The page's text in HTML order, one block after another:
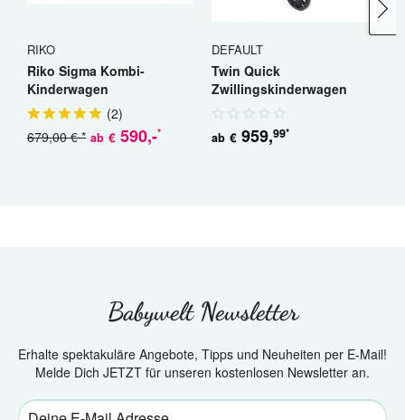
RIKO
Riko Sigma Kombi-
Kinderwagen
(2)
ab € 590,-*
679,00 € *
DEFAULT
Twin Quick
Zwillingskinderwagen
Geschwisterwagen
ab € 959,99*
Babywelt Newsletter
Erhalte spektakuläre Angebote, Tipps und Neuheiten per E-Mail!
Melde Dich JETZT für unseren kostenlosen Newsletter an.